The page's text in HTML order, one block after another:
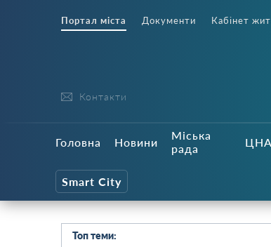
Портал міста Документи Кабінет
Контакти
Головна Новини
Міська
рада
Smart City
Топ теми: